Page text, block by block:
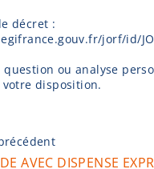
décret :
jorf/id/
question ou analyse
disposition.
AVEC DISPENSE